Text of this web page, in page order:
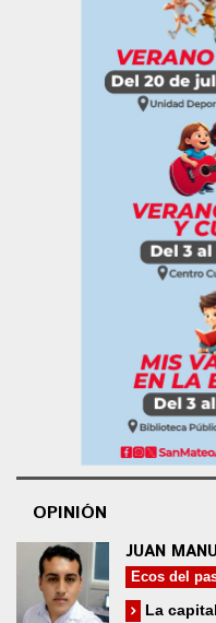
OPINIÓN
JUAN
Ecos del
La